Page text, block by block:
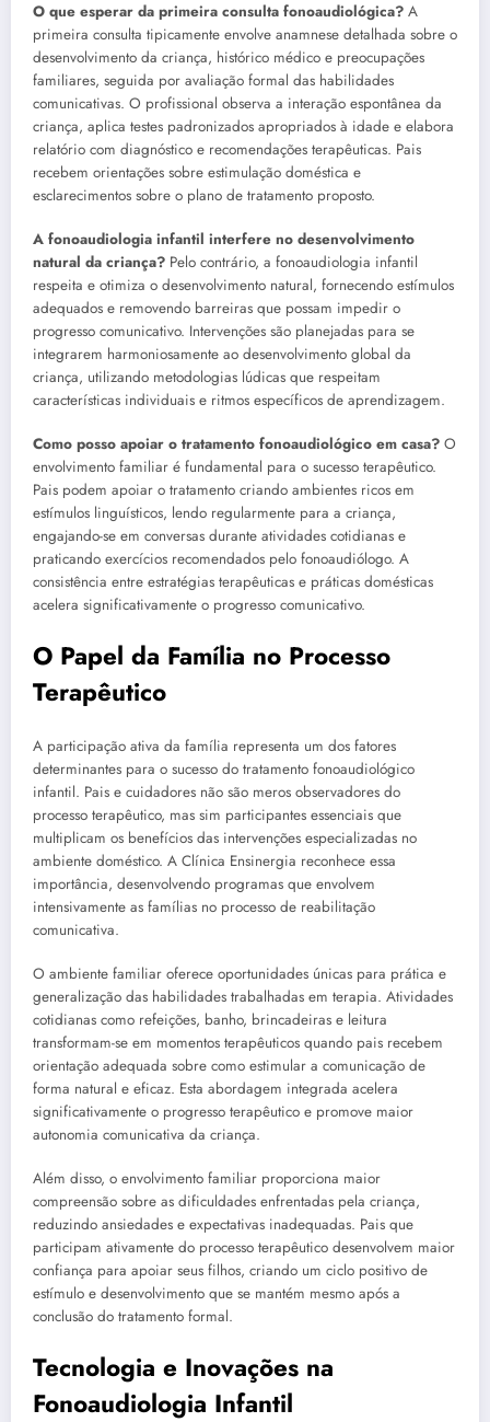
O que esperar da primeira consulta fonoaudiológica? A
primeira consulta tipicamente envolve anamnese detalhada sobre o
desenvolvimento da criança, histórico médico e preocupações
familiares, seguida por avaliação formal das habilidades
comunicativas. O profissional observa a interação espontânea da
criança, aplica testes padronizados apropriados à idade e elabora
relatório com diagnóstico e recomendações terapêuticas. Pais
recebem orientações sobre estimulação doméstica e
esclarecimentos sobre o plano de tratamento proposto.
A fonoaudiologia infantil interfere no desenvolvimento
natural da criança? Pelo contrário, a fonoaudiologia infantil
respeita e otimiza o desenvolvimento natural, fornecendo estímulos
adequados e removendo barreiras que possam impedir o
progresso comunicativo. Intervenções são planejadas para se
integrarem harmoniosamente ao desenvolvimento global da
criança, utilizando metodologias lúdicas que respeitam
características individuais e ritmos específicos de aprendizagem.
Como posso apoiar o tratamento fonoaudiológico em casa? O
envolvimento familiar é fundamental para o sucesso terapêutico.
Pais podem apoiar o tratamento criando ambientes ricos em
estímulos linguísticos, lendo regularmente para a criança,
engajando-se em conversas durante atividades cotidianas e
praticando exercícios recomendados pelo fonoaudiólogo. A
consistência entre estratégias terapêuticas e práticas domésticas
acelera significativamente o progresso comunicativo.
O Papel da Família no Processo
Terapêutico
A participação ativa da família representa um dos fatores
determinantes para o sucesso do tratamento fonoaudiológico
infantil. Pais e cuidadores não são meros observadores do
processo terapêutico, mas sim participantes essenciais que
multiplicam os benefícios das intervenções especializadas no
ambiente doméstico. A Clínica Ensinergia reconhece essa
importância, desenvolvendo programas que envolvem
intensivamente as famílias no processo de reabilitação
comunicativa.
O ambiente familiar oferece oportunidades únicas para prática e
generalização das habilidades trabalhadas em terapia. Atividades
cotidianas como refeições, banho, brincadeiras e leitura
transformam-se em momentos terapêuticos quando pais recebem
orientação adequada sobre como estimular a comunicação de
forma natural e eficaz. Esta abordagem integrada acelera
significativamente o progresso terapêutico e promove maior
autonomia comunicativa da criança.
Além disso, o envolvimento familiar proporciona maior
compreensão sobre as dificuldades enfrentadas pela criança,
reduzindo ansiedades e expectativas inadequadas. Pais que
participam ativamente do processo terapêutico desenvolvem maior
confiança para apoiar seus filhos, criando um ciclo positivo de
estímulo e desenvolvimento que se mantém mesmo após a
conclusão do tratamento formal.
Tecnologia e Inovações na
Fonoaudiologia Infantil